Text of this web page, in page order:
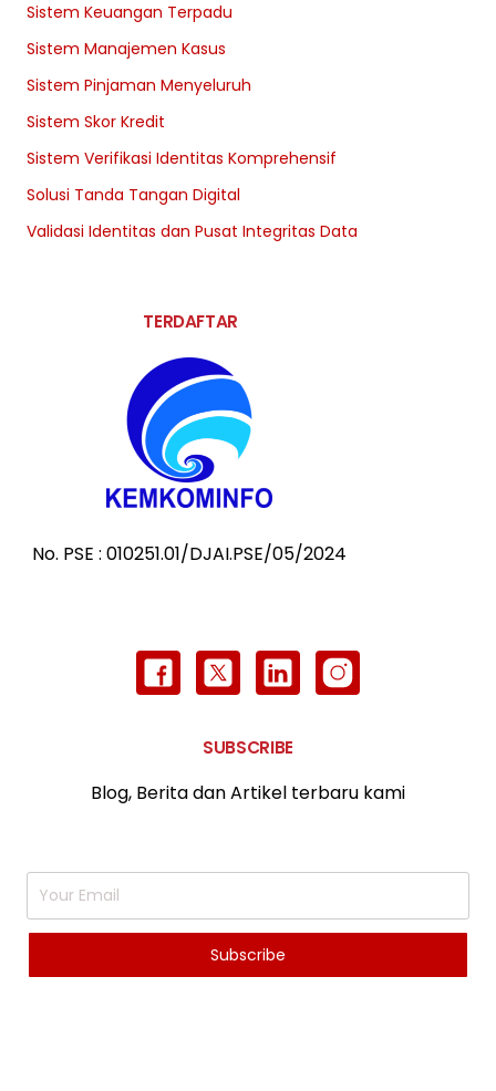
Sistem Keuangan Terpadu
Sistem Manajemen Kasus
Sistem Pinjaman Menyeluruh
Sistem Skor Kredit
Sistem Verifikasi Identitas Komprehensif
Solusi Tanda Tangan Digital
Validasi Identitas dan Pusat Integritas Data
TERDAFTAR
No. PSE : 010251.01/DJAI.PSE/05/2024
SUBSCRIBE
Blog, Berita dan Artikel terbaru kami